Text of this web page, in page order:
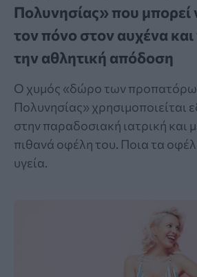
Πολυνησίας» που μπορεί
τον πόνο στον αυχένα και
την αθλητική απόδοση
Ο χυμός «δώρο των
Πολυνησίας» χρησιμοποιείται
στην παραδοσιακή ιατρική και
πιθανά οφέλη του. Ποια τα
υγεία.